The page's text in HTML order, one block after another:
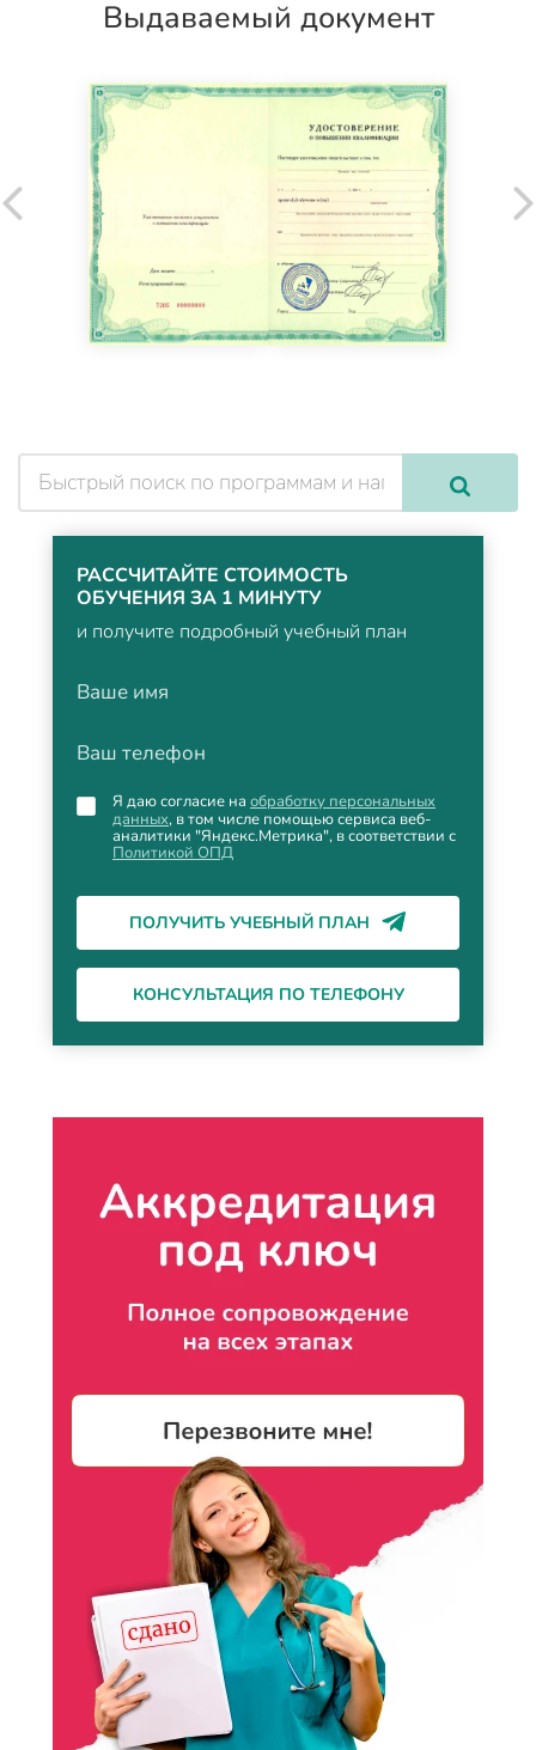
Выдаваемый документ
РАССЧИТАЙТЕ СТОИМОСТЬ
ОБУЧЕНИЯ ЗА 1 МИНУТУ
и получите подробный учебный план
Ваше имя
Ваш телефон
Я даю согласие на обработку персональных
данных, в том числе помощью сервиса веб-
аналитики "Яндекс.Метрика", в соответствии с
Политикой ОПД
ПОЛУЧИТЬ УЧЕБНЫЙ ПЛАН
КОНСУЛЬТАЦИЯ ПО ТЕЛЕФОНУ